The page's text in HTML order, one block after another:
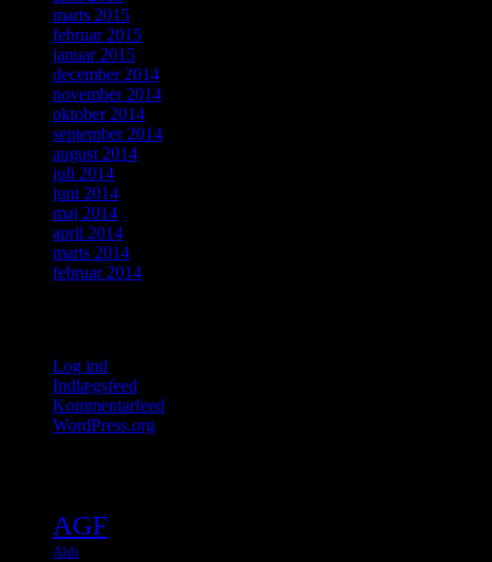
marts 2015
februar 2015
januar 2015
december 2014
november 2014
oktober 2014
september 2014
august 2014
juli 2014
juni 2014
maj 2014
april 2014
marts 2014
februar 2014
Log ind
Indlægsfeed
Kommentarfeed
WordPress.org
AGF
Aldi